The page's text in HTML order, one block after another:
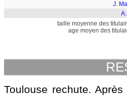
J.
taille moyenne des
age moyen des
Toulouse rechute.